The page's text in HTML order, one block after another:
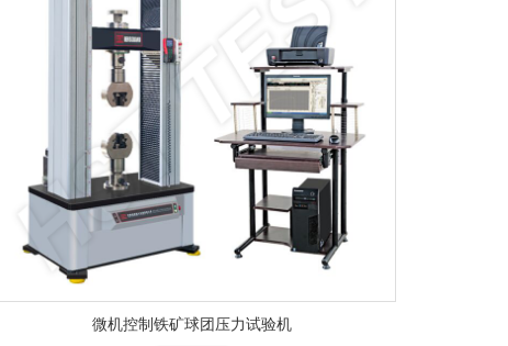
微机控制铁矿球团压力试验机